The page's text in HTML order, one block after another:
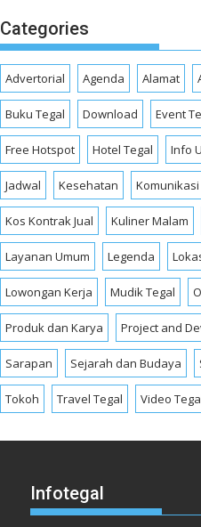
Categories
Advertorial Agenda Alamat
Buku Tegal Download Event
Free Hotspot Hotel Tegal Info
Jadwal Kesehatan Komunikasi
Kos Kontrak Jual Kuliner Malam
Layanan Umum Legenda
Lowongan Kerja Mudik Tegal
Produk dan Karya Project and
Sarapan Sejarah dan Budaya
Tokoh Travel Tegal Video
Infotegal